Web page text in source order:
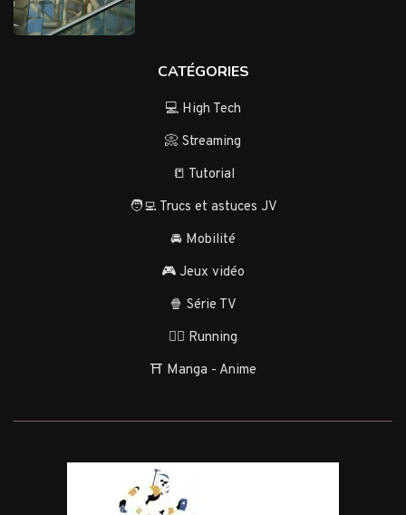
CATÉGORIES
💻 High Tech
📀 Streaming
📒 Tutorial
🧑‍💻 Trucs et astuces JV
🚘 Mobilité
🎮 Jeux vidéo
🍿 Série TV
🏃‍♂️ Running
⛩️ Manga - Anime